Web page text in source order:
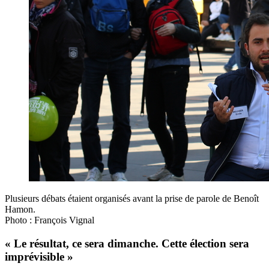
Plusieurs débats étaient organisés avant la prise de parole de Benoît
Hamon.
Photo : François Vignal
« Le résultat, ce sera dimanche. Cette élection sera
imprévisible »